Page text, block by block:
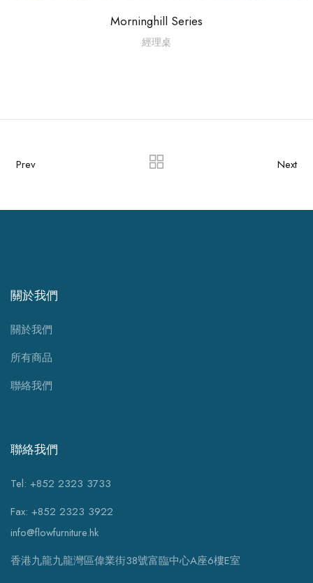
Morninghill Series
經理桌
Prev Next
關於我們
關於我們
所有商品
聯絡我們
聯絡我們
Tel: +852 2323 3733
Fax: +852 2323 3922
info@flowfurniture.hk
香港九龍九龍灣區偉業街38號富臨中心A座6樓E室